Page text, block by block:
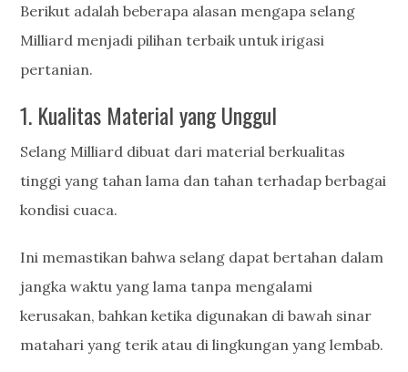
Berikut adalah beberapa alasan mengapa selang
Milliard menjadi pilihan terbaik untuk irigasi
pertanian.
1. Kualitas Material yang Unggul
Selang Milliard dibuat dari material berkualitas
tinggi yang tahan lama dan tahan terhadap berbagai
kondisi cuaca.
Ini memastikan bahwa selang dapat bertahan dalam
jangka waktu yang lama tanpa mengalami
kerusakan, bahkan ketika digunakan di bawah sinar
matahari yang terik atau di lingkungan yang lembab.